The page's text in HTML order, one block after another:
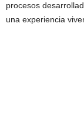
procesos
una experiencia